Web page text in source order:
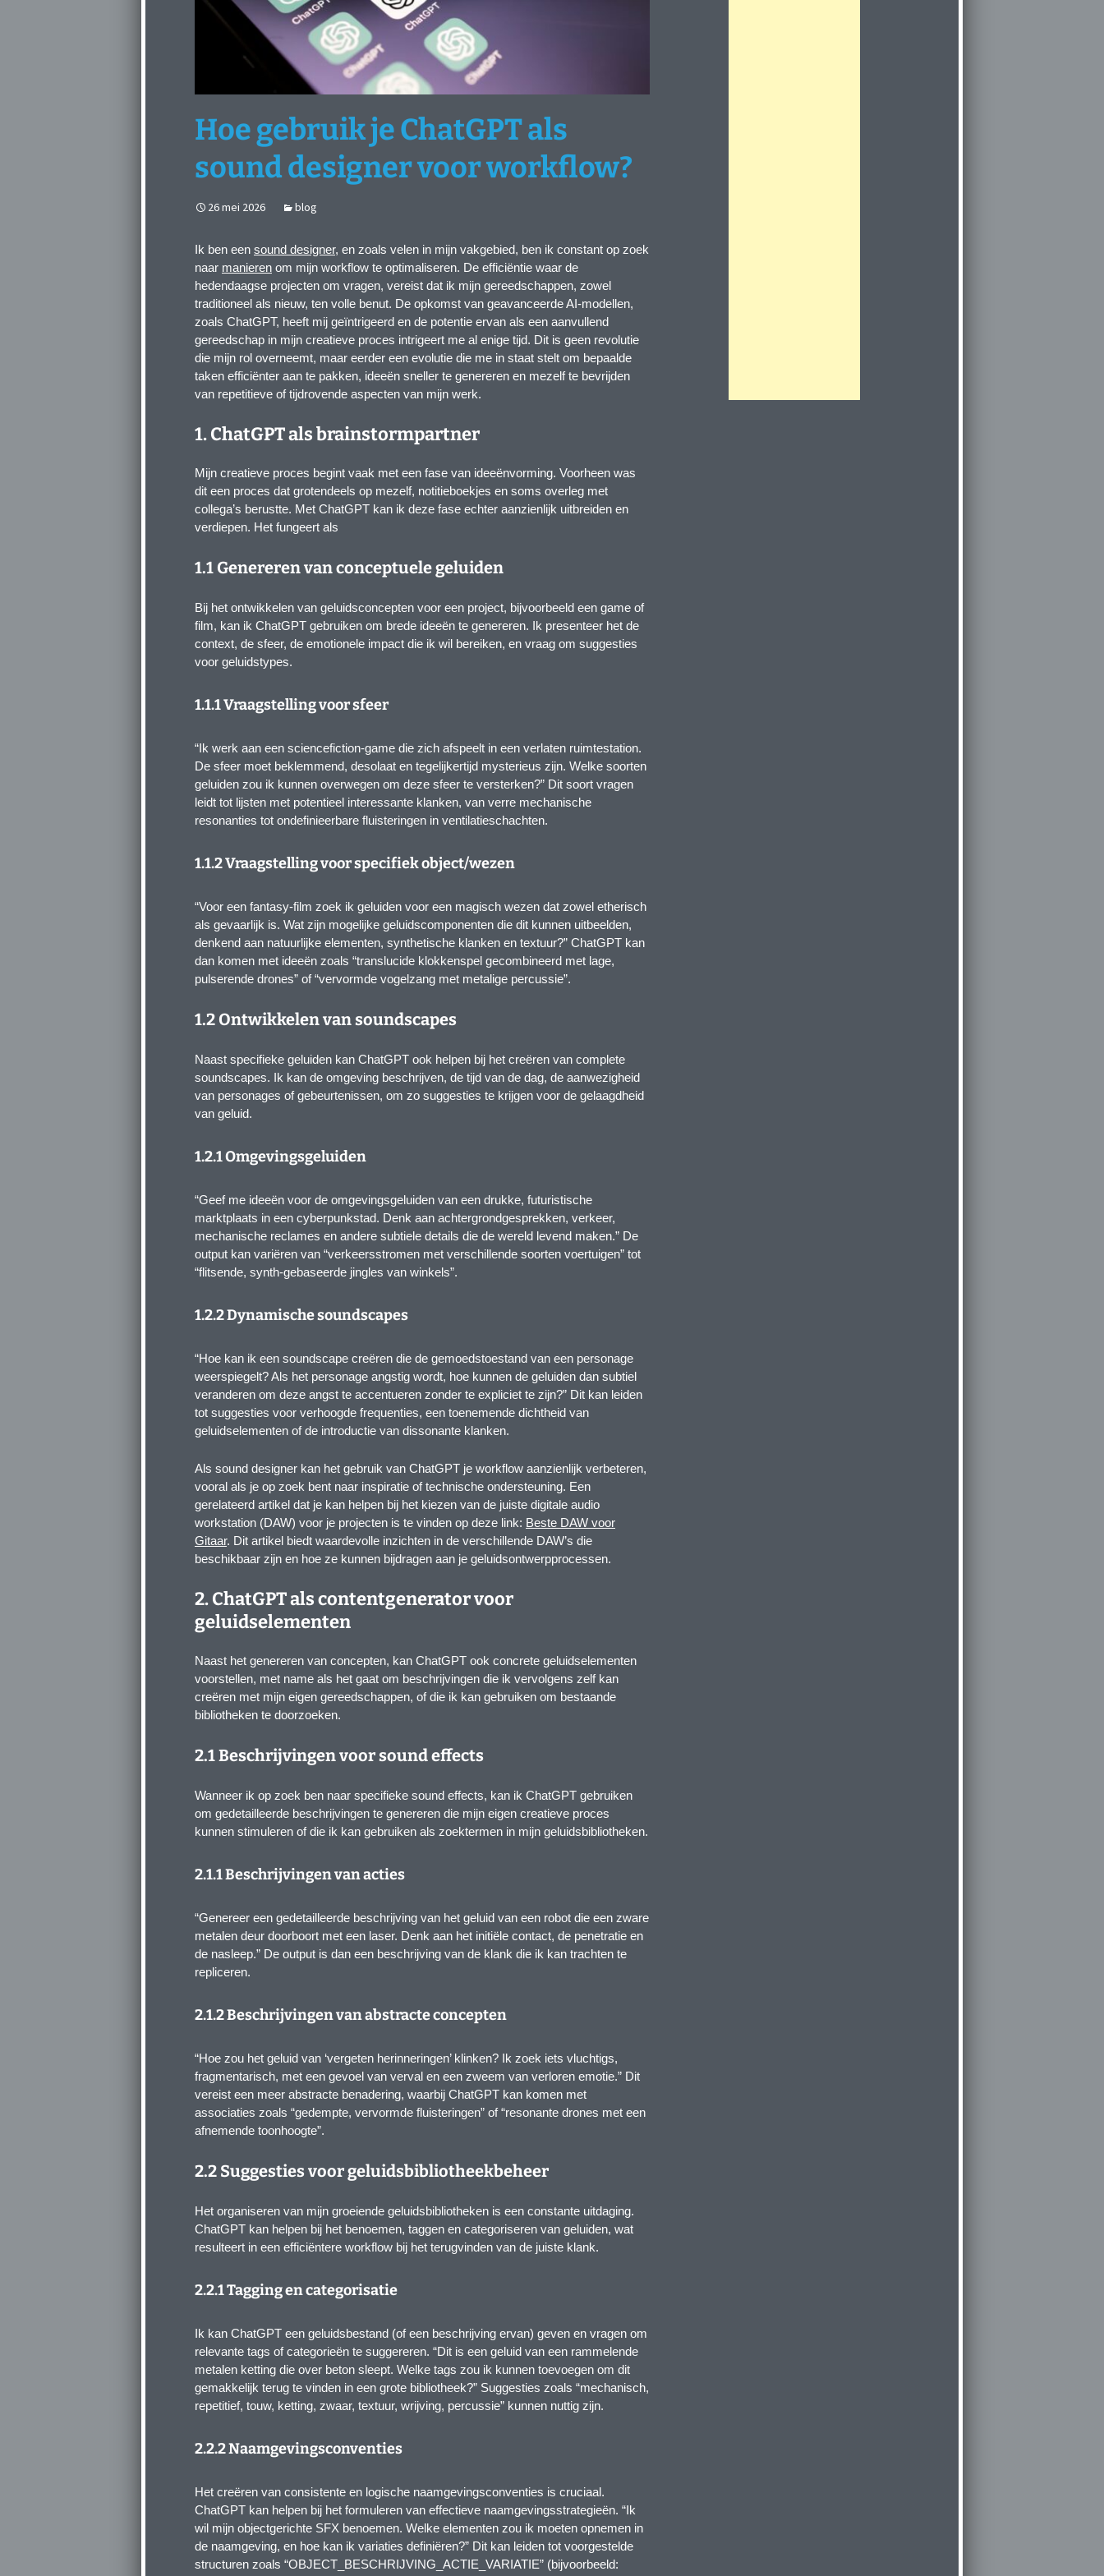
Hoe gebruik je ChatGPT als
sound designer voor workflow?
26 mei 2026 blog
Ik ben een sound designer, en zoals velen in mijn vakgebied, ben ik constant op zoek
naar manieren om mijn workflow te optimaliseren. De efficiëntie waar de
hedendaagse projecten om vragen, vereist dat ik mijn gereedschappen, zowel
traditioneel als nieuw, ten volle benut. De opkomst van geavanceerde AI-modellen,
zoals ChatGPT, heeft mij geïntrigeerd en de potentie ervan als een aanvullend
gereedschap in mijn creatieve proces intrigeert me al enige tijd. Dit is geen revolutie
die mijn rol overneemt, maar eerder een evolutie die me in staat stelt om bepaalde
taken efficiënter aan te pakken, ideeën sneller te genereren en mezelf te bevrijden
van repetitieve of tijdrovende aspecten van mijn werk.
1. ChatGPT als brainstormpartner
Mijn creatieve proces begint vaak met een fase van ideeënvorming. Voorheen was
dit een proces dat grotendeels op mezelf, notitieboekjes en soms overleg met
collega’s berustte. Met ChatGPT kan ik deze fase echter aanzienlijk uitbreiden en
verdiepen. Het fungeert als
1.1 Genereren van conceptuele geluiden
Bij het ontwikkelen van geluidsconcepten voor een project, bijvoorbeeld een game of
film, kan ik ChatGPT gebruiken om brede ideeën te genereren. Ik presenteer het de
context, de sfeer, de emotionele impact die ik wil bereiken, en vraag om suggesties
voor geluidstypes.
1.1.1 Vraagstelling voor sfeer
“Ik werk aan een sciencefiction-game die zich afspeelt in een verlaten ruimtestation.
De sfeer moet beklemmend, desolaat en tegelijkertijd mysterieus zijn. Welke soorten
geluiden zou ik kunnen overwegen om deze sfeer te versterken?” Dit soort vragen
leidt tot lijsten met potentieel interessante klanken, van verre mechanische
resonanties tot ondefinieerbare fluisteringen in ventilatieschachten.
1.1.2 Vraagstelling voor specifiek object/wezen
“Voor een fantasy-film zoek ik geluiden voor een magisch wezen dat zowel etherisch
als gevaarlijk is. Wat zijn mogelijke geluidscomponenten die dit kunnen uitbeelden,
denkend aan natuurlijke elementen, synthetische klanken en textuur?” ChatGPT kan
dan komen met ideeën zoals “translucide klokkenspel gecombineerd met lage,
pulserende drones” of “vervormde vogelzang met metalige percussie”.
1.2 Ontwikkelen van soundscapes
Naast specifieke geluiden kan ChatGPT ook helpen bij het creëren van complete
soundscapes. Ik kan de omgeving beschrijven, de tijd van de dag, de aanwezigheid
van personages of gebeurtenissen, om zo suggesties te krijgen voor de gelaagdheid
van geluid.
1.2.1 Omgevingsgeluiden
“Geef me ideeën voor de omgevingsgeluiden van een drukke, futuristische
marktplaats in een cyberpunkstad. Denk aan achtergrondgesprekken, verkeer,
mechanische reclames en andere subtiele details die de wereld levend maken.” De
output kan variëren van “verkeersstromen met verschillende soorten voertuigen” tot
“flitsende, synth-gebaseerde jingles van winkels”.
1.2.2 Dynamische soundscapes
“Hoe kan ik een soundscape creëren die de gemoedstoestand van een personage
weerspiegelt? Als het personage angstig wordt, hoe kunnen de geluiden dan subtiel
veranderen om deze angst te accentueren zonder te expliciet te zijn?” Dit kan leiden
tot suggesties voor verhoogde frequenties, een toenemende dichtheid van
geluidselementen of de introductie van dissonante klanken.
Als sound designer kan het gebruik van ChatGPT je workflow aanzienlijk verbeteren,
vooral als je op zoek bent naar inspiratie of technische ondersteuning. Een
gerelateerd artikel dat je kan helpen bij het kiezen van de juiste digitale audio
workstation (DAW) voor je projecten is te vinden op deze link: Beste DAW voor
Gitaar. Dit artikel biedt waardevolle inzichten in de verschillende DAW’s die
beschikbaar zijn en hoe ze kunnen bijdragen aan je geluidsontwerpprocessen.
2. ChatGPT als contentgenerator voor
geluidselementen
Naast het genereren van concepten, kan ChatGPT ook concrete geluidselementen
voorstellen, met name als het gaat om beschrijvingen die ik vervolgens zelf kan
creëren met mijn eigen gereedschappen, of die ik kan gebruiken om bestaande
bibliotheken te doorzoeken.
2.1 Beschrijvingen voor sound effects
Wanneer ik op zoek ben naar specifieke sound effects, kan ik ChatGPT gebruiken
om gedetailleerde beschrijvingen te genereren die mijn eigen creatieve proces
kunnen stimuleren of die ik kan gebruiken als zoektermen in mijn geluidsbibliotheken.
2.1.1 Beschrijvingen van acties
“Genereer een gedetailleerde beschrijving van het geluid van een robot die een zware
metalen deur doorboort met een laser. Denk aan het initiële contact, de penetratie en
de nasleep.” De output is dan een beschrijving van de klank die ik kan trachten te
repliceren.
2.1.2 Beschrijvingen van abstracte concepten
“Hoe zou het geluid van ‘vergeten herinneringen’ klinken? Ik zoek iets vluchtigs,
fragmentarisch, met een gevoel van verval en een zweem van verloren emotie.” Dit
vereist een meer abstracte benadering, waarbij ChatGPT kan komen met
associaties zoals “gedempte, vervormde fluisteringen” of “resonante drones met een
afnemende toonhoogte”.
2.2 Suggesties voor geluidsbibliotheekbeheer
Het organiseren van mijn groeiende geluidsbibliotheken is een constante uitdaging.
ChatGPT kan helpen bij het benoemen, taggen en categoriseren van geluiden, wat
resulteert in een efficiëntere workflow bij het terugvinden van de juiste klank.
2.2.1 Tagging en categorisatie
Ik kan ChatGPT een geluidsbestand (of een beschrijving ervan) geven en vragen om
relevante tags of categorieën te suggereren. “Dit is een geluid van een rammelende
metalen ketting die over beton sleept. Welke tags zou ik kunnen toevoegen om dit
gemakkelijk terug te vinden in een grote bibliotheek?” Suggesties zoals “mechanisch,
repetitief, touw, ketting, zwaar, textuur, wrijving, percussie” kunnen nuttig zijn.
2.2.2 Naamgevingsconventies
Het creëren van consistente en logische naamgevingsconventies is cruciaal.
ChatGPT kan helpen bij het formuleren van effectieve naamgevingsstrategieën. “Ik
wil mijn objectgerichte SFX benoemen. Welke elementen zou ik moeten opnemen in
de naamgeving, en hoe kan ik variaties definiëren?” Dit kan leiden tot voorgestelde
structuren zoals “OBJECT_BESCHRIJVING_ACTIE_VARIATIE” (bijvoorbeeld: